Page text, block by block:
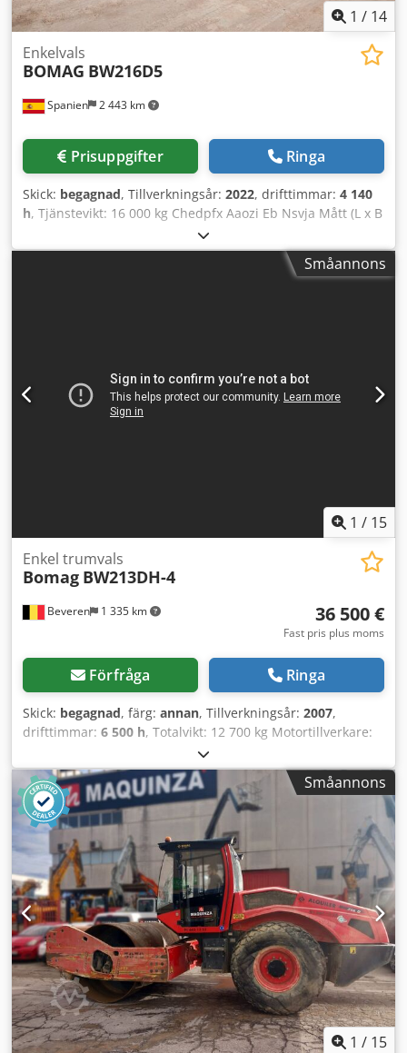
1 / 14
Spanien 2 443 km
Enkelvals
BOMAG BW216D5
Prisuppgifter Ringa
Skick: begagnad, Tillverkningsår: 2022, drifttimmar: 4 140
h, Tjänstevikt: 16 000 kg Chedpfx Aaozi Eb Nsvja Mått (L x B
Småannons
1 / 15
Beveren 1 335 km
Enkel trumvals
Bomag BW213DH-4
36 500 €
Fast pris plus moms
Förfråga Ringa
Skick: begagnad, färg: annan, Tillverkningsår: 2007,
drifttimmar: 6 500 h, Totalvikt: 12 700 kg Motortillverkare:
Deutz CE-märkning: ja Serienummer: 101582511260
Codpfx Ajy R Uwroavoha Maskiner till salu! Utforska vår
webbplats för ett brett urval av maskiner redo för köp. Vi
har fler alternativ än vad som visas online – ring eller mejla
oss gärna när som helst. Alla våra maskiner är fullservade
och kontrollerade för tillförlitlighet. Vill du ha bilder?
Kontakta oss bara så skickar vi dem snabbt. Vi hjälper dig
på nederländska, engelska, franska, tyska, spanska och
ryska. Upptäck vårt breda utbud av pålitliga maskiner.
Småannons
1 / 15